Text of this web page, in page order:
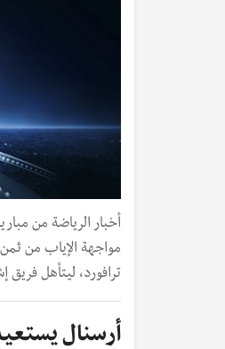
مواجهة الإياب من ثمن
ترافورد، ليتأهل فريق
أرسنال